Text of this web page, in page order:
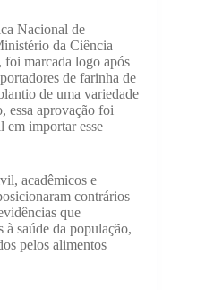
Nacional de
da Ciência
marcada logo após
de farinha de
de uma variedade
essa aprovação foi
em importar esse
acadêmicos e
contrários
que
à saúde da população,
pelos alimentos